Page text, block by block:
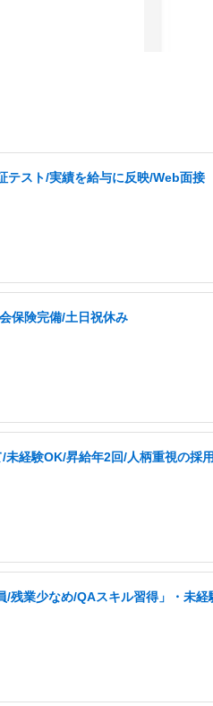
テスト/実績を給与に反映/Web面接
保険完備/土日祝休み
未経験OK/昇給年2回/人柄重視の採用
残業少なめ/QAスキル習得」・未